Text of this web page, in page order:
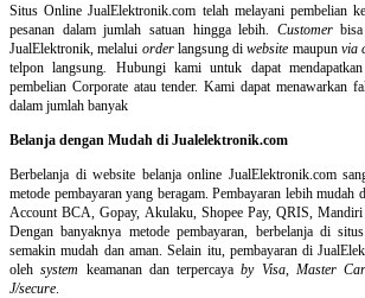
Situs Online JualElektronik.com telah melayani pembelian
pesanan dalam jumlah satuan hingga lebih. Customerbisa
JualElektronik, melalui orderlangsung diwebsite maupun via
telpon langsung. Hubungi kami untuk dapat
pembelian Corporate atau tender. Kami dapat menawarkan
dalam jumlah banyak
Belanja dengan Mudah di Jualelektronik.com
Berbelanja diwebsite belanja online JualElektronik.com
metode pembayaran yang beragam. Pembayaran lebih mudah
Account BCA, Gopay, Akulaku, Shopee Pay, QRIS,
Dengan banyaknya metode pembayaran, berbelanja di situs
semakin mudah dan aman. Selain itu, pembayaran di
olehsystem keamanan dan terpercayaby Visa, Master
J/secure.